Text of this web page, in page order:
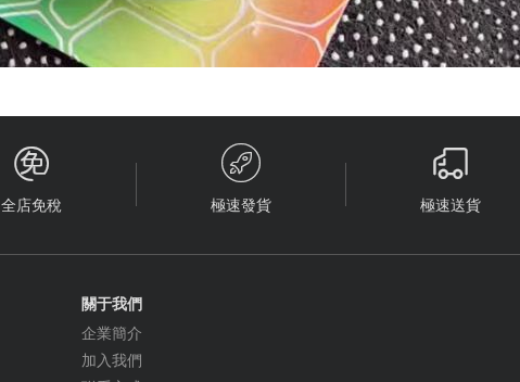

全店免稅

極速發貨

極速送貨
關于我們
企業簡介
加入我們